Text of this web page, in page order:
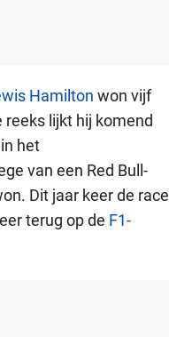
Hamilton won vijf
lijkt hij komend
het
van een Red Bull-
Dit jaar keer de race
terug op de F1-